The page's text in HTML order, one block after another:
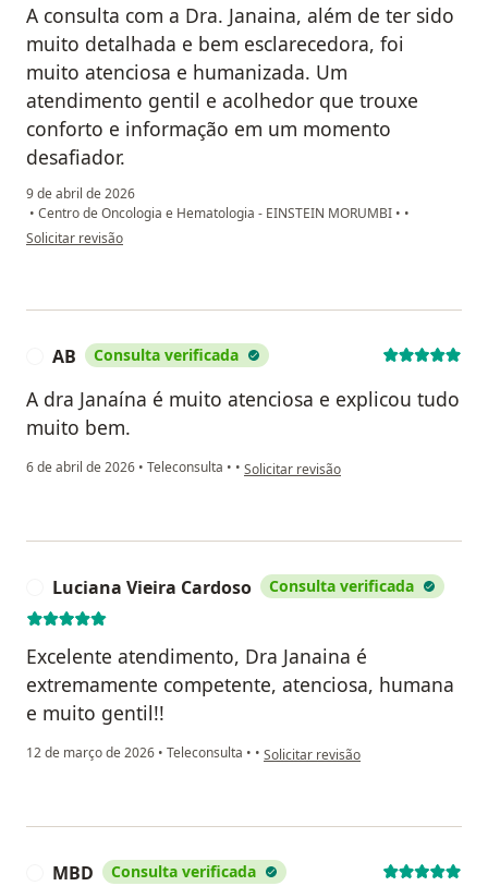
A consulta com a Dra. Janaina, além de ter sido
muito detalhada e bem esclarecedora, foi
muito atenciosa e humanizada. Um
atendimento gentil e acolhedor que trouxe
conforto e informação em um momento
desafiador.
9 de abril de 2026
• Centro de Oncologia e Hematologia - EINSTEIN MORUMBI • •
na opinião do utilizador Alynne Santos
Solicitar revisão
AB Consulta verificada
A dra Janaína é muito atenciosa e explicou tudo
muito bem.
6 de abril de 2026 • Teleconsulta • • na opinião do utilizador AB
Solicitar revisão
Luciana Vieira Cardoso Consulta verificada
Excelente atendimento, Dra Janaina é
extremamente competente, atenciosa, humana
e muito gentil!!
12 de março de 2026 • Teleconsulta • • na opinião do utilizador Luciana
Solicitar revisão
MBD Consulta verificada